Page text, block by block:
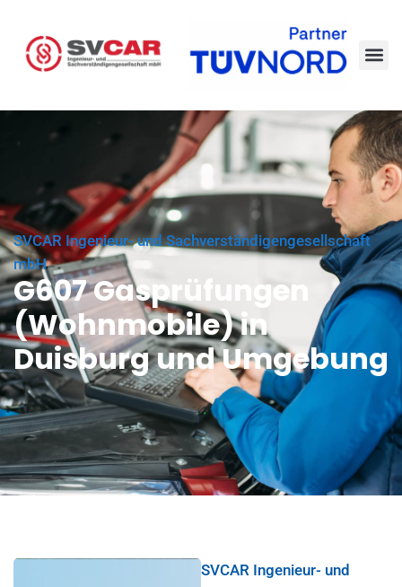
SVCAR Ingenieur- und Sachverständigengesellschaft
mbH
G607 Gasprüfungen
(Wohnmobile) in
Duisburg und Umgebung
SVCAR Ingenieur- und